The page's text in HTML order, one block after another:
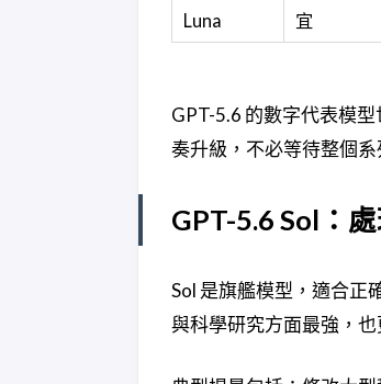
Luna
宜
GPT-5.6 的數字代表模
奏升級，不必等待整個系
GPT-5.6 Sol：
Sol 是旗艦模型，適合正
與科學研究方面最強，